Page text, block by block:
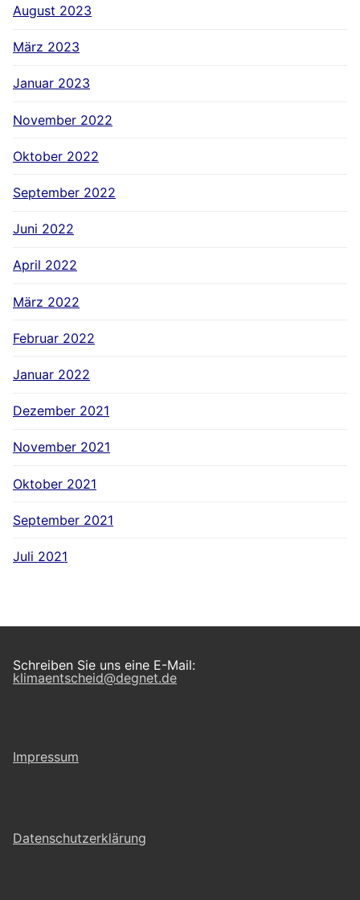
August 2023
März 2023
Januar 2023
November 2022
Oktober 2022
September 2022
Juni 2022
April 2022
März 2022
Februar 2022
Januar 2022
Dezember 2021
November 2021
Oktober 2021
September 2021
Juli 2021
Schreiben Sie uns eine E-Mail:
klimaentscheid@degnet.de
Impressum
Datenschutzerklärung